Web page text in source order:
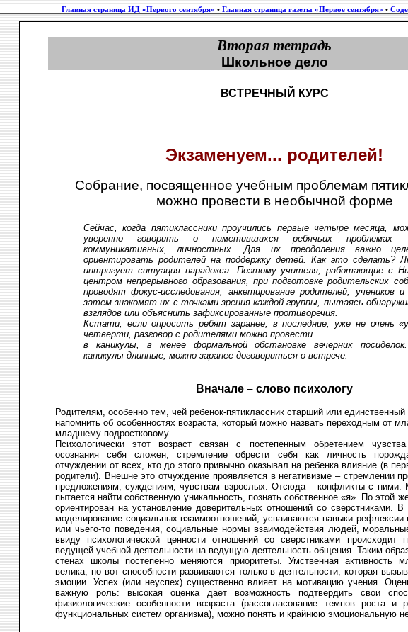
Главная страница ИД «Первого сентября» • Главная страница газеты «Первое сентября» •
Вторая тетрадь
Школьное дело
ВСТРЕЧНЫЙ КУРС
Экзаменуем... родителей!
Собрание, посвященное учебным проблемам
можно провести в необычной форме
Cейчас, когда пятиклассники проучились первые четыре месяца,
уверенно говорить о наметившихся ребячьих проблемах
коммуникативных, личностных. Для их преодоления важно
ориентировать родителей на поддержку детей. Как это сделать?
интригует ситуация парадокса. Поэтому учителя, работающие с
центром непрерывного образования, при подготовке родительских
проводят фокус-исследования, анкетирование родителей, учеников
затем знакомят их с точками зрения каждой группы, пытаясь
взглядов или объяснить зафиксированные противоречия.
Кстати, если опросить ребят заранее, в последние, уже не очень
четверти, разговор с родителями можно провести
в каникулы, в менее формальной обстановке вечерних
каникулы длинные, можно заранее договориться о встрече.
Вначале – слово психологу
Родителям, особенно тем, чей ребенок-пятиклассник старший или
напомнить об особенностях возраста, который можно назвать переходным от
младшему подростковому.
Психологически этот возраст связан с постепенным обретением
осознания себя сложен, стремление обрести себя как личность
отчуждении от всех, кто до этого привычно оказывал на ребенка влияние (в
родители). Внешне это отчуждение проявляется в негативизме – стремлении
предложениям, суждениям, чувствам взрослых. Отсюда – конфликты с ними.
пытается найти собственную уникальность, познать собственное «я». По этой
ориентирован на установление доверительных отношений со сверстниками.
моделирование социальных взаимоотношений, усваиваются навыки рефлексии
или чьего-то поведения, социальные нормы взаимодействия людей,
ввиду психологической ценности отношений со сверстниками происходит
ведущей учебной деятельности на ведущую деятельность общения. Таким
стенах школы постепенно меняются приоритеты. Умственная активность
велика, но вот способности развиваются только в деятельности, которая
эмоции. Успех (или неуспех) существенно влияет на мотивацию учения.
важную роль: высокая оценка дает возможность подтвердить свои
физиологические особенности возраста (рассогласование темпов роста и
функциональных систем организма), можно понять и крайнюю эмоциональную